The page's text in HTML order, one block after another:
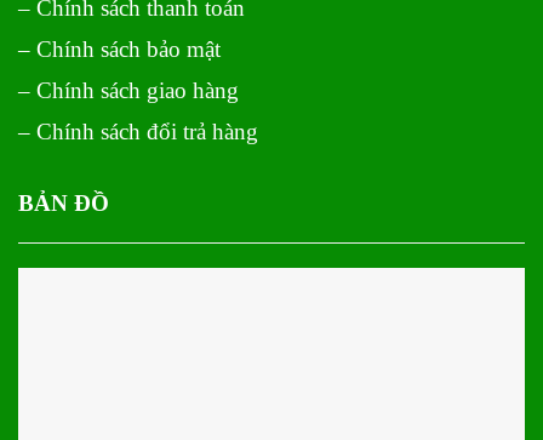
– Chính sách thanh toán
– Chính sách bảo mật
– Chính sách giao hàng
– Chính sách đổi trả hàng
BẢN ĐỒ